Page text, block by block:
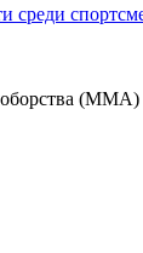
среди
(ММА)